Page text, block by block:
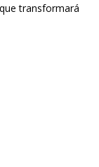
transformará